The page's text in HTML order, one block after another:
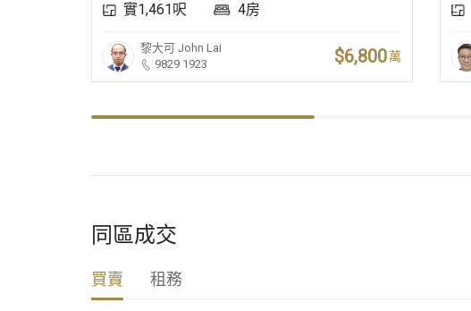
實1,461呎 4房
黎大可 John Lai
9829 1923
$6,800萬
同區成交
買賣 租務